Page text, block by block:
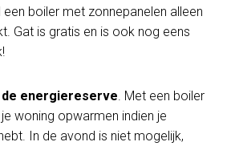
een boiler met zonnepanelen alleen
Gat is gratis en is ook nog eens
energiereserve. Met een boiler
woning opwarmen indien je
In de avond is niet mogelijk,